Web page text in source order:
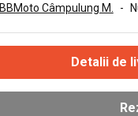
BBMoto Câmpulung M.
-
Detalii de